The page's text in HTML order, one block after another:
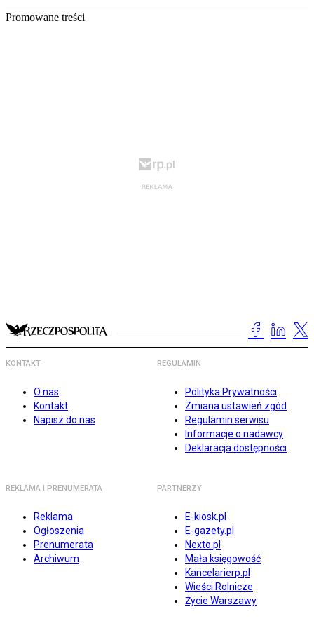
Promowane treści
KONTAKT
O nas
Kontakt
Napisz do nas
REGULAMIN
Polityka Prywatności
Zmiana ustawień zgód
Regulamin serwisu
Informacje o nadawcy
Deklaracja dostępności
REKLAMA I PRENUMERATA
Reklama
Ogłoszenia
Prenumerata
Archiwum
PARTNERZY
E-kiosk.pl
E-gazety.pl
Nexto.pl
Mała księgowość
Kancelarierp.pl
Wieści Rolnicze
Życie Warszawy